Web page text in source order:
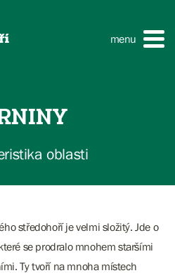
menu
oblasti
středohoří je velmi složitý. Jde o
se prodralo mnohem staršími
Ty tvoří na mnoha místech